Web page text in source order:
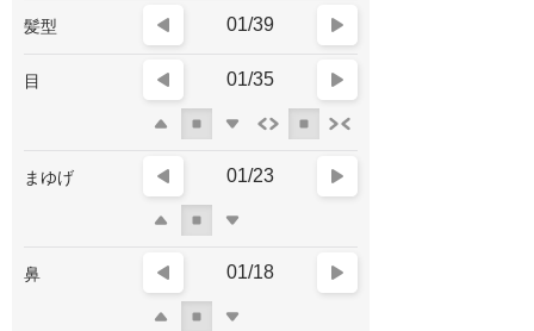
髪型 01/39
目 01/35
まゆげ 01/23
鼻 01/18